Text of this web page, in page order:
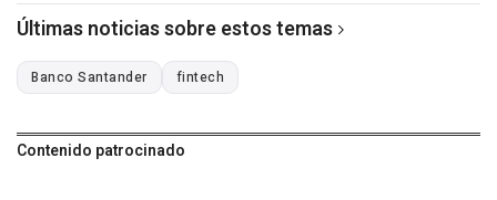
Últimas noticias sobre estos temas
Banco Santander fintech
Contenido patrocinado